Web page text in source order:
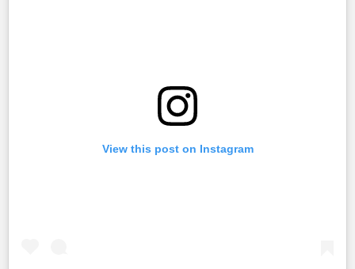
View this post on Instagram